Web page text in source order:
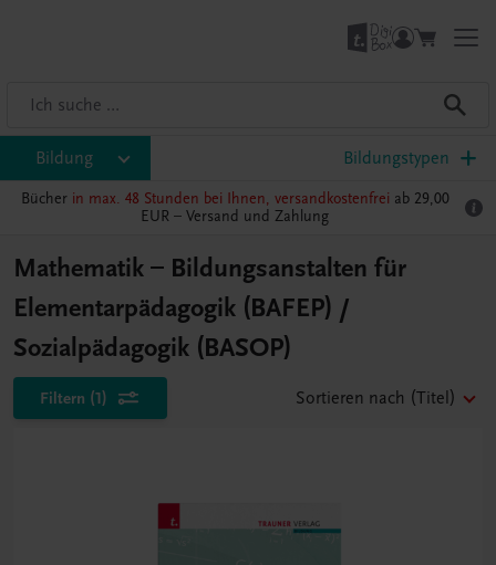
Bildung Bildungstypen
Bücher in max. 48 Stunden bei Ihnen, versandkostenfrei ab 29,00
EUR – Versand und Zahlung
Mathematik – Bildungsanstalten für
Elementarpädagogik (BAFEP) /
Sozialpädagogik (BASOP)
Filtern (1) Sortieren nach (Titel)